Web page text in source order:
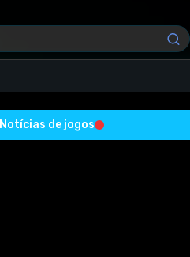
Download (120.51 Mb)
Notícias de jogos